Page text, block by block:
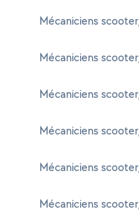
Mécaniciens
Mécaniciens
Mécaniciens
Mécaniciens
Mécaniciens
Mécaniciens